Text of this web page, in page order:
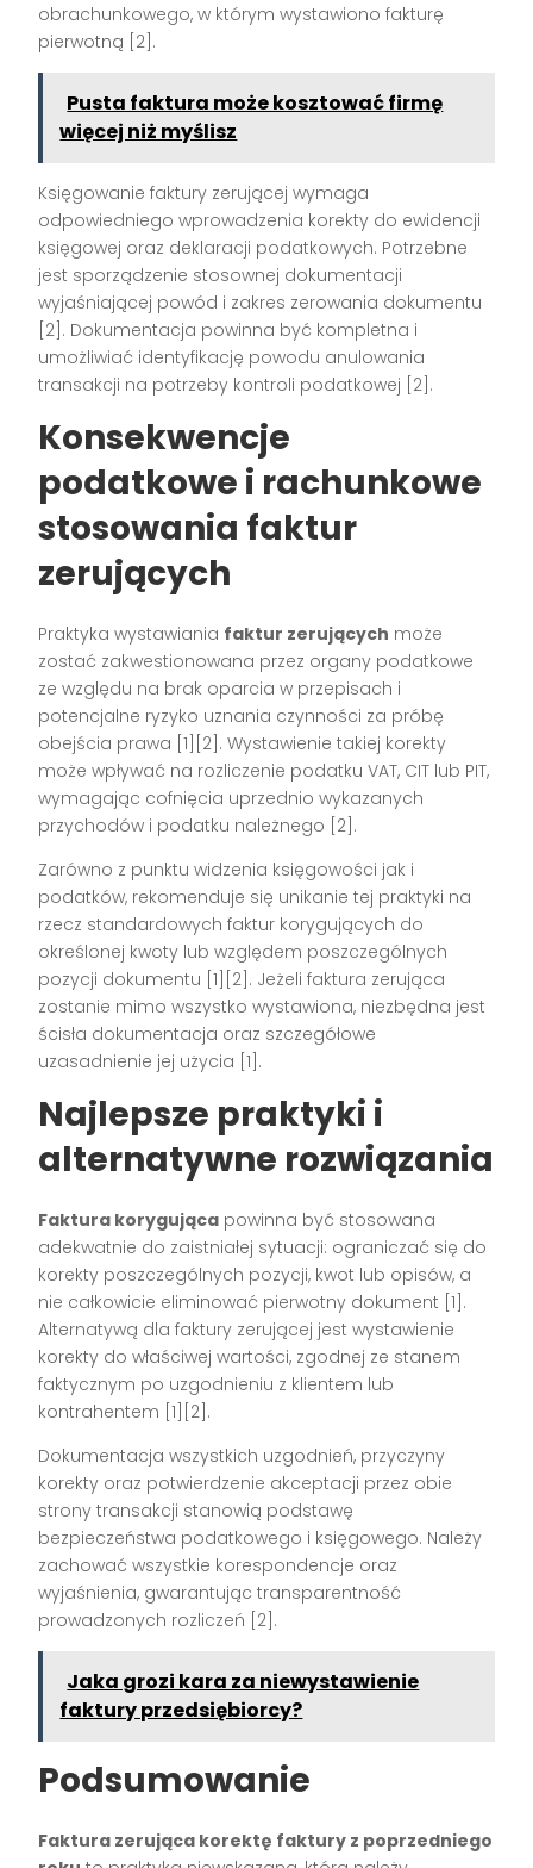
obrachunkowego, w którym wystawiono fakturę
pierwotną [2] .
Pusta faktura może kosztować firmę
więcej niż myślisz
Księgowanie faktury zerującej wymaga
odpowiedniego wprowadzenia korekty do ewidencji
księgowej oraz deklaracji podatkowych. Potrzebne
jest sporządzenie stosownej dokumentacji
wyjaśniającej powód i zakres zerowania dokumentu
[2] . Dokumentacja powinna być kompletna i
umożliwiać identyfikację powodu anulowania
transakcji na potrzeby kontroli podatkowej [2] .
Konsekwencje
podatkowe i rachunkowe
stosowania faktur
zerujących
Praktyka wystawiania faktur zerujących może
zostać zakwestionowana przez organy podatkowe
ze względu na brak oparcia w przepisach i
potencjalne ryzyko uznania czynności za próbę
obejścia prawa [1][2] . Wystawienie takiej korekty
może wpływać na rozliczenie podatku VAT, CIT lub PIT,
wymagając cofnięcia uprzednio wykazanych
przychodów i podatku należnego [2] .
Zarówno z punktu widzenia księgowości jak i
podatków, rekomenduje się unikanie tej praktyki na
rzecz standardowych faktur korygujących do
określonej kwoty lub względem poszczególnych
pozycji dokumentu [1][2] . Jeżeli faktura zerująca
zostanie mimo wszystko wystawiona, niezbędna jest
ścisła dokumentacja oraz szczegółowe
uzasadnienie jej użycia [1] .
Najlepsze praktyki i
alternatywne rozwiązania
Faktura korygująca powinna być stosowana
adekwatnie do zaistniałej sytuacji: ograniczać się do
korekty poszczególnych pozycji, kwot lub opisów, a
nie całkowicie eliminować pierwotny dokument [1] .
Alternatywą dla faktury zerującej jest wystawienie
korekty do właściwej wartości, zgodnej ze stanem
faktycznym po uzgodnieniu z klientem lub
kontrahentem [1][2] .
Dokumentacja wszystkich uzgodnień, przyczyny
korekty oraz potwierdzenie akceptacji przez obie
strony transakcji stanowią podstawę
bezpieczeństwa podatkowego i księgowego. Należy
zachować wszystkie korespondencje oraz
wyjaśnienia, gwarantując transparentność
prowadzonych rozliczeń [2] .
Jaka grozi kara za niewystawienie
faktury przedsiębiorcy?
Podsumowanie
Faktura zerująca korektę faktury z poprzedniego